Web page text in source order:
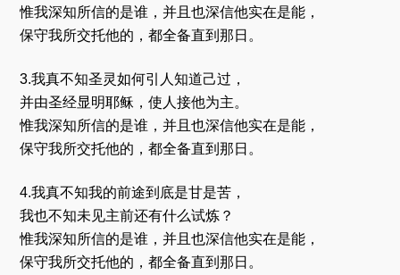
惟我深知所信的是谁，并且也深信他实在是能，
保守我所交托他的，都全备直到那日。
3.我真不知圣灵如何引人知道己过，
并由圣经显明耶稣，使人接他为主。
惟我深知所信的是谁，并且也深信他实在是能，
保守我所交托他的，都全备直到那日。
4.我真不知我的前途到底是甘是苦，
我也不知未见主前还有什么试炼？
惟我深知所信的是谁，并且也深信他实在是能，
保守我所交托他的，都全备直到那日。